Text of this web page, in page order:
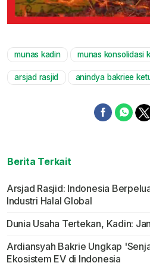
munas kadin munas konsolidasi
arsjad rasjid anindya bakriee
Berita Terkait
Arsjad Rasjid: Indonesia
Industri Halal Global
Dunia Usaha Tertekan, Kadin:
Ardiansyah Bakrie Ungkap
Ekosistem EV di Indonesia